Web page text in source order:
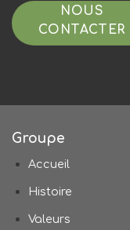
NOUS
CONTACTER
Groupe
Accueil
Histoire
Valeurs